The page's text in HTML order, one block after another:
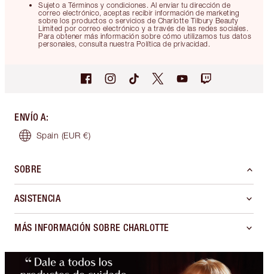
Sujeto a Términos y condiciones. Al enviar tu dirección de
correo electrónico, aceptas recibir información de marketing
sobre los productos o servicios de Charlotte Tilbury Beauty
Limited por correo electrónico y a través de las redes sociales.
Para obtener más información sobre cómo utilizamos tus datos
personales, consulta nuestra Política de privacidad.
ENVÍO A:
Spain (EUR €)
SOBRE
ASISTENCIA
MÁS INFORMACIÓN SOBRE CHARLOTTE